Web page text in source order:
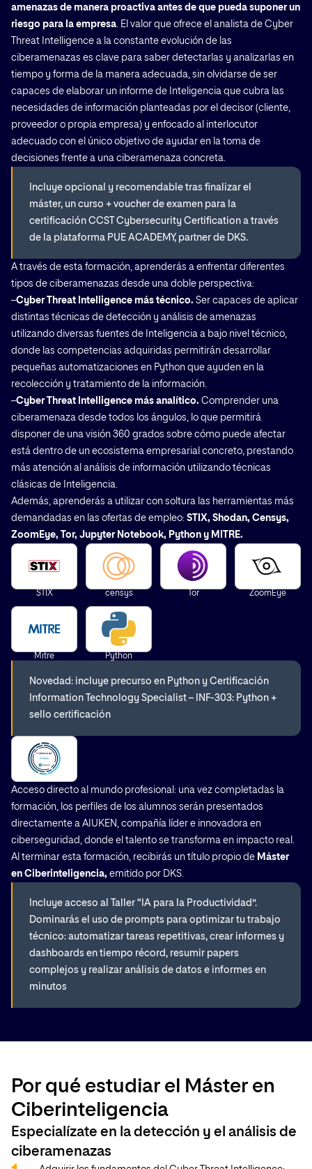
amenazas de manera proactiva antes de que pueda suponer un
riesgo para la empresa . El valor que ofrece el analista de Cyber
Threat Intelligence a la constante evolución de las
ciberamenazas es clave para saber detectarlas y analizarlas en
tiempo y forma de la manera adecuada, sin olvidarse de ser
capaces de elaborar un informe de Inteligencia que cubra las
necesidades de información planteadas por el decisor (cliente,
proveedor o propia empresa) y enfocado al interlocutor
adecuado con el único objetivo de ayudar en la toma de
decisiones frente a una ciberamenaza concreta.
Incluye opcional y recomendable tras finalizar el
máster, un curso + voucher de examen para la
certificación CCST Cybersecurity Certification a través
de la plataforma PUE ACADEMY, partner de DKS.
A través de esta formación, aprenderás a enfrentar diferentes
tipos de ciberamenazas desde una doble perspectiva:
–Cyber Threat Intelligence más técnico. Ser capaces de aplicar
distintas técnicas de detección y análisis de amenazas
utilizando diversas fuentes de Inteligencia a bajo nivel técnico,
donde las competencias adquiridas permitirán desarrollar
pequeñas automatizaciones en Python que ayuden en la
recolección y tratamiento de la información.
–Cyber Threat Intelligence más analítico. Comprender una
ciberamenaza desde todos los ángulos, lo que permitirá
disponer de una visión 360 grados sobre cómo puede afectar
está dentro de un ecosistema empresarial concreto, prestando
más atención al análisis de información utilizando técnicas
clásicas de Inteligencia.
Además, aprenderás a utilizar con soltura las herramientas más
demandadas en las ofertas de empleo: STIX, Shodan, Censys,
ZoomEye, Tor, Jupyter Notebook, Python y MITRE.
STIX censys Tor ZoomEye
Mitre Python
Novedad: incluye precurso en Python y Certificación
Information Technology Specialist – INF-303: Python +
sello certificación
Acceso directo al mundo profesional: una vez completadas la
formación, los perfiles de los alumnos serán presentados
directamente a AIUKEN, compañía líder e innovadora en
ciberseguridad, donde el talento se transforma en impacto real.
Al terminar esta formación, recibirás un título propio de Máster
en Ciberinteligencia, emitido por DKS.
Incluye acceso al Taller “IA para la Productividad”.
Dominarás el uso de prompts para optimizar tu trabajo
técnico: automatizar tareas repetitivas, crear informes y
dashboards en tiempo récord, resumir papers
complejos y realizar análisis de datos e informes en
minutos
Por qué estudiar el Máster en
Ciberinteligencia
Especialízate en la detección y el análisis de
ciberamenazas